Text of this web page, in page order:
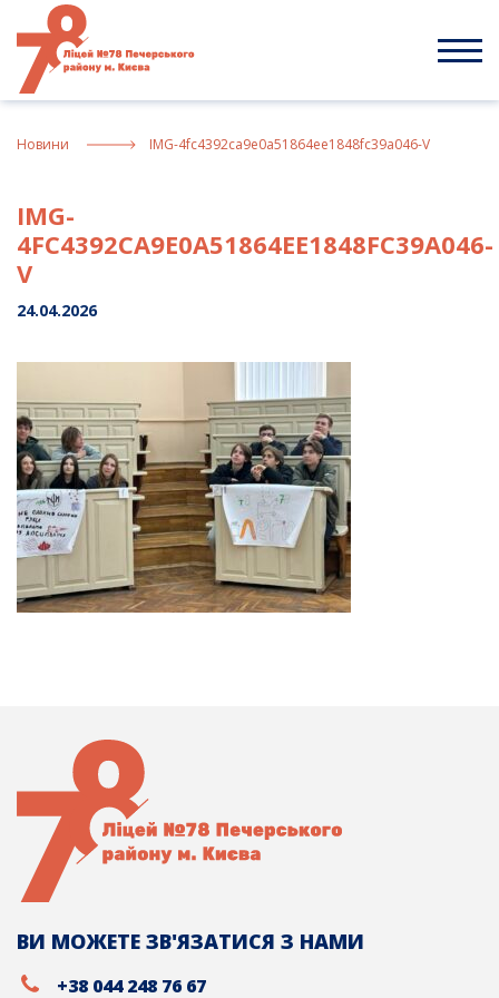
content
Новини IMG-4fc4392ca9e0a51864ee1848fc39a046-V
IMG-
4FC4392CA9E0A51864EE1848FC39A046-
V
24.04.2026
ВИ МОЖЕТЕ ЗВ'ЯЗАТИСЯ З НАМИ
+38 044 248 76 67